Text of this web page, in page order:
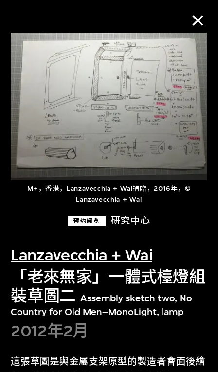
M+，香港，Lanzavecchia + Wai捐贈，2016年，©
Lanzavecchia + Wai
预约阅览 研究中心
Lanzavecchia + Wai
「老來無家」一體式檯燈組
裝草圖二 Assembly sketch two, No
Country for Old Men–MonoLight, lamp
2012年2月
這張草圖是與金屬支架原型的製造者會面後繪
M+藏品
进一步筛选 搜索
关于M+藏品
探索世界顶级的二十及二十一世纪视觉